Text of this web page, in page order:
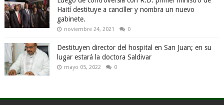
Haití destituye a canciller y nombra un nuevo
gabinete.
noviembre 24, 2021 0
Destituyen director del hospital en San Juan; en su
lugar estará la doctora Saldivar
mayo 05, 2022 0